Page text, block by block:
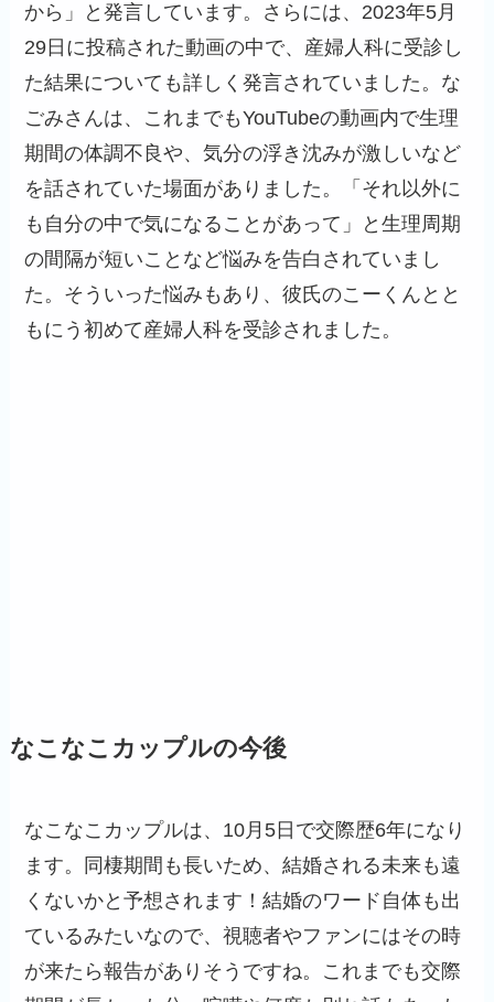
から」と発言しています。さらには、2023年5月
29日に投稿された動画の中で、産婦人科に受診し
た結果についても詳しく発言されていました。な
ごみさんは、これまでもYouTubeの動画内で生理
期間の体調不良や、気分の浮き沈みが激しいなど
を話されていた場面がありました。「それ以外に
も自分の中で気になることがあって」と生理周期
の間隔が短いことなど悩みを告白されていまし
た。そういった悩みもあり、彼氏のこーくんとと
もにう初めて産婦人科を受診されました。
なこなこカップルの今後
なこなこカップルは、10月5日で交際歴6年になり
ます。同棲期間も長いため、結婚される未来も遠
くないかと予想されます！結婚のワード自体も出
ているみたいなので、視聴者やファンにはその時
が来たら報告がありそうですね。これまでも交際